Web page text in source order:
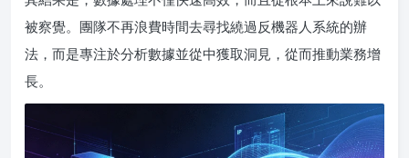
被察覺。團隊不再浪費時間去尋找繞過反機器人系統的辦
法，而是專注於分析數據並從中獲取洞見，從而推動業務增
長。